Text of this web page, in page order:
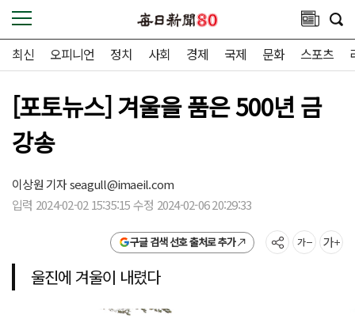
최신 오피니언 정치 사회 경제 국제 문화 스포츠
[포토뉴스] 겨울을 품은 500년 금
강송
이상원 기자seagull@imaeil.com
입력 2024-02-02 15:35:15 수정 2024-02-06 20:29:33
구글 검색 선호 출처로 추가
울진에 겨울이 내렸다